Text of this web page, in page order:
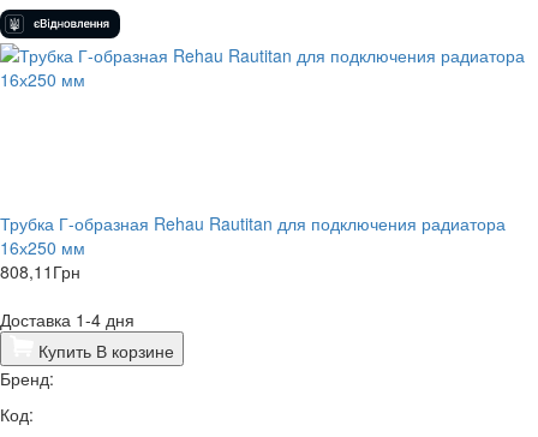
Трубка Г-образная Rehau Rautitan для подключения радиатора
16х250 мм
808,11 Грн
Доставка 1-4 дня
Купить В корзине
Бренд:
Код: